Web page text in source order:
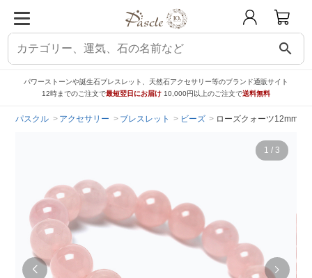
search
パワーストーンや誕生石ブレスレット、天然石アクセサリー等のブランド通販サイト
12時までのご注文で最短翌日にお届け 10,000円以上のご注文で送料無料
パスクル アクセサリー ブレスレット ビーズ ローズクォーツ12mm シ
1 / 3